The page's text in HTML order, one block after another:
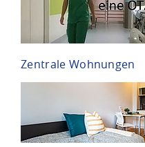
Zentrale Wohnungen